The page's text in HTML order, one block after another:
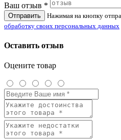
Ваш отзыв *
Отправить
Нажимая на кнопку
обработку своих персональных данных
Оставить отзыв
Оцените товар